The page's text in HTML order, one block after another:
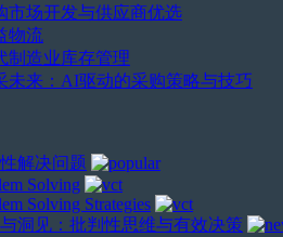
市场开发与供应商优选
物流
制造业库存管理
未来：AI驱动的采购策略与技巧
解决问题
Solving
Solving Strategies
洞见：批判性思维与有效决策